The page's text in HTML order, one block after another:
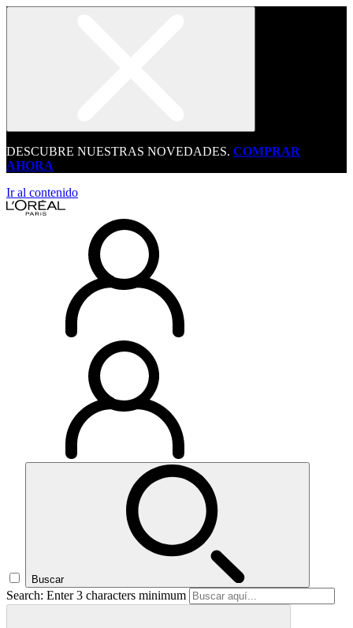
DESCUBRE NUESTRAS NOVEDADES. COMPRAR
AHORA
Ir al contenido
Buscar
Search: Enter 3 characters minimum